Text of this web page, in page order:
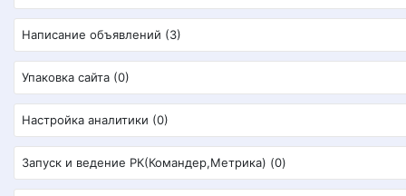
Написание объявлений (3)
Упаковка сайта (0)
Настройка аналитики (0)
Запуск и ведение РК(Командер,Метрика) (0)